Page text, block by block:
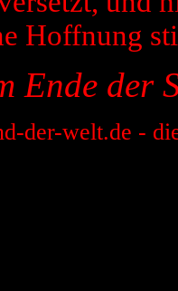
Hoffnung
Ende der
der-welt.de -